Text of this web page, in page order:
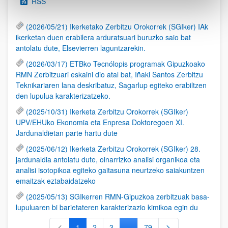
(2026/05/21) Ikerketako Zerbitzu Orokorrek (SGIker) IAk
ikerketan duen erabilera arduratsuari buruzko saio bat
antolatu dute, Elsevierren laguntzarekin.
(2026/03/17) ETBko Tecnólopis programak Gipuzkoako
RMN Zerbitzuari eskaini dio atal bat, Iñaki Santos Zerbitzu
Teknikariaren lana deskribatuz, Sagarlup egiteko erabiltzen
den lupulua karakterizatzeko.
(2025/10/31) Ikerketa Zerbitzu Orokorrek (SGIker)
UPV/EHUko Ekonomia eta Enpresa Doktoregoen XI.
Jardunaldietan parte hartu dute
(2025/06/12) Ikerketa Zerbitzu Orokorrek (SGIker) 28.
jardunaldia antolatu dute, oinarrizko analisi organikoa eta
analisi isotopikoa egiteko gaitasuna neurtzeko saiakuntzen
emaitzak eztabaidatzeko
(2025/05/13) SGIkerren RMN-Gipuzkoa zerbitzuak basa-
lupuluaren bi barietateren karakterizazio kimikoa egin du